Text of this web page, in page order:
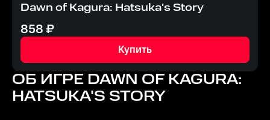
Dawn of Kagura: Hatsuka's Story
858₽
Купить
ОБ ИГРЕ DAWN OF KAGURA:
HATSUKA'S STORY